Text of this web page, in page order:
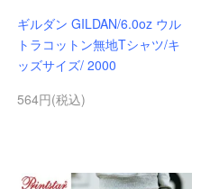
ギルダン GILDAN/6.0oz ウル
トラコットン無地Tシャツ/キ
ッズサイズ/ 2000
564円(税込)